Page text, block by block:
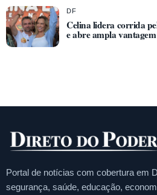
DF
Celina lidera corrida
e abre ampla
Portal de notícias com cobertura em
segurança, saúde, educação,